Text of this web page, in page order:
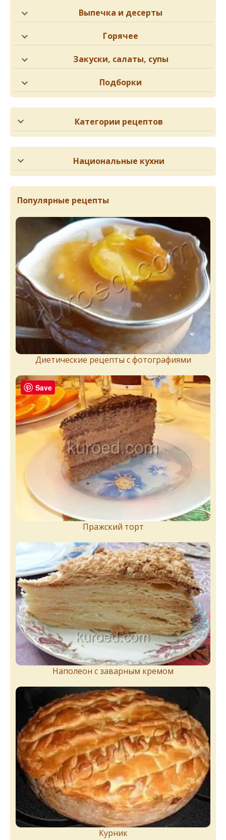
Выпечка и десерты
Горячее
Закуски, салаты, супы
Подборки
Категории рецептов
Национальные кухни
Популярные рецепты
Диетические рецепты с фотографиями
Пражский торт
Наполеон с заварным кремом
Курник
Save